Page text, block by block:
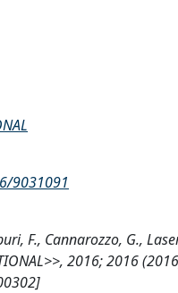
9031091
F., Cannarozzo, G.,
2016; 2016